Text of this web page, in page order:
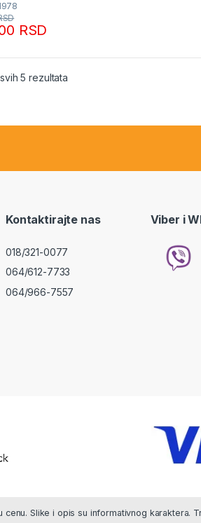
RSD
5 rezultataSortirano po popularnosti
Kontaktirajte nas
018/321-0077
064/612-7733
064/966-7557
Viber i
cenu. Slike i opis su informativnog